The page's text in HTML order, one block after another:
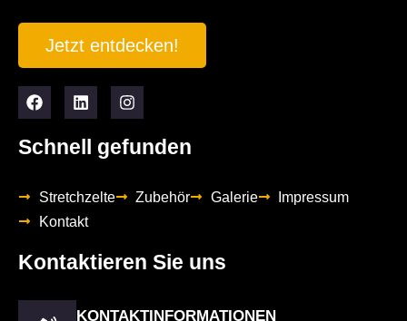
Jetzt entdecken!
Schnell gefunden
Stretchzelte Zubehör Galerie
Impressum
Kontakt
Kontaktieren Sie uns
KONTAKTINFORMATIONEN